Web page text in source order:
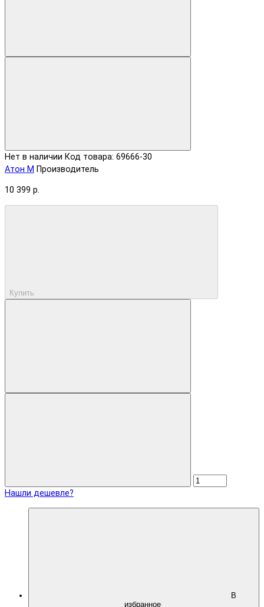
Нет в наличии Код товара: 69666-30
Атон М Производитель
10 399 р.
Купить
Нашли дешевле?
В
избранное